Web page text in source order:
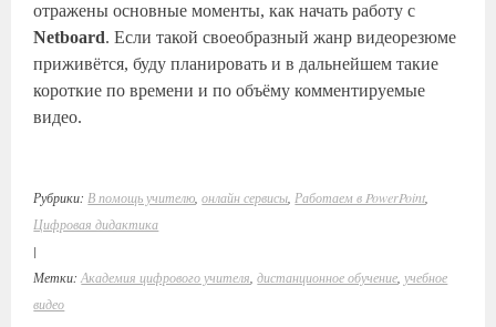
отражены основные моменты, как начать работу с
Netboard. Если такой своеобразный жанр видеорезюме
приживётся, буду планировать и в дальнейшем такие
короткие по времени и по объёму комментируемые
видео.
Рубрики: В помощь учителю ,онлайн сервисы Работаем в PowerPoint
Цифровая дидактика
|
Метки:Академия цифрового учителя ,дистанционное обучение ,учебное
видео